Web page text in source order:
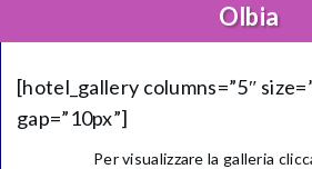
Olbia
[hotel_gallery columns=”5″
gap=”10px”]
Per visualizzare la galleria